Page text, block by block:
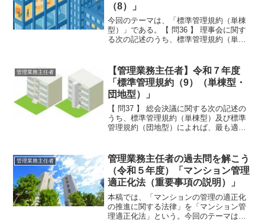
（8）」
今回のテーマは、「標準管理規約（単棟
型）」である。【 問36 】 理事会に関す
る次の記述のうち、標準管理規約（単棟
テム等を用いて開催する会議を含む。）
は、理事の半数以上...
管理業務主任者
【管理業務主任者】令和７年度
「標準管理規約（9）（単棟型・
団地型）」
【 問37 】 総会決議に関する次の記述の
うち、標準管理規約（単棟型）及び標準
管理規約（団地型）によれば、最も適切
決議を必要としない。2 給水管更新工
事やエレベータ...
管理業務主任者
管理業務主任者の過去問を解こう
（令和５年度）「マンション管理
適正化法（重要事項の説明）」
本稿では、「マンションの管理の適正化
の推進に関する法律」を「マンション管
理適正化法」という。今回のテーマは、